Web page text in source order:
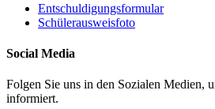
Entschuldigungsformular
Schülerausweisfoto
Social Media
Folgen Sie uns in den Sozialen Medien,
informiert.